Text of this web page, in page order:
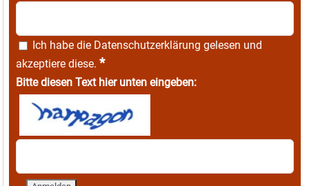
Ich habe die Datenschutzerklärung gelesen und
akzeptiere diese. *
Bitte diesen Text hier unten eingeben: